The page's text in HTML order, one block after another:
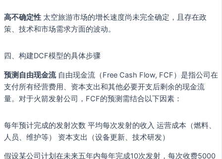
高不确定性 太空旅游市场的增长速度尚未完全确定，且存在政
策、技术和市场需求方面的波动。
四、构建DCF模型的具体步骤
预测自由现金流自由现金流（Free Cash Flow, FCF）是指公司在
支付所有经营费用、资本支出和其他必要开支后剩余的现金流
量。对于火箭发射公司，FCF的预测需结合以下因素：
每年预计完成的发射次数 平均每次发射的收入 运营成本（燃料、
人员、维护等） 资本支出（设备更新、技术研发）
假设某公司计划在未来五年内每年完成10次发射，每次收费5000